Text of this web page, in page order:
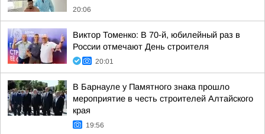
20:06
Виктор Томенко: В 70-й, юбилейный раз в
России отмечают День строителя
20:01
В Барнауле у Памятного знака прошло
мероприятие в честь строителей Алтайского
края
19:56